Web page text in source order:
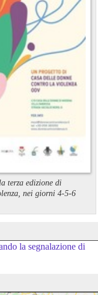
terza edizione di
nei giorni 4-5-6
la segnalazione di